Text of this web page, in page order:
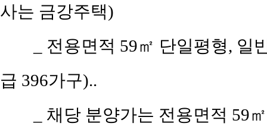
사는 금강주택)
전용면적 59㎡ 단일평형, 일
급 396가구)..
채당 분양가는 전용면적 59